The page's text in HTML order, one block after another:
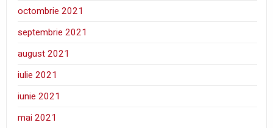
octombrie 2021
septembrie 2021
august 2021
iulie 2021
iunie 2021
mai 2021